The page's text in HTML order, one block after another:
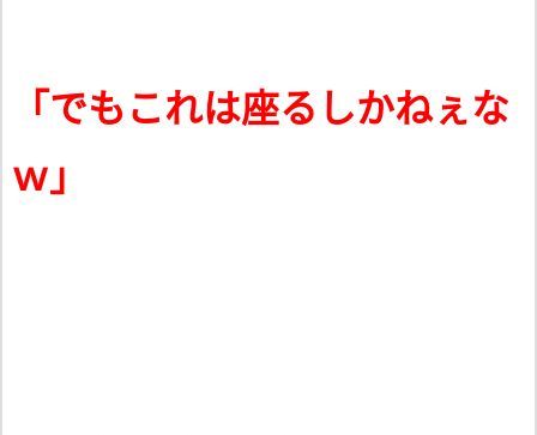
「でもこれは座るしかねぇな
ｗ」